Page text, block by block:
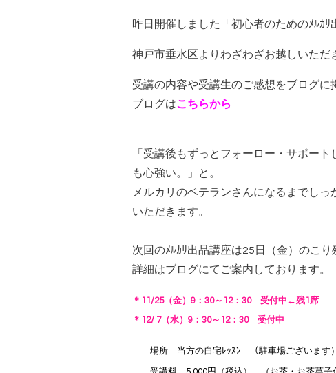
昨日開催しました「初心者のためのﾒﾙｶﾘ
神戸市垂水区よりわざわざお越しいただ
受講の内容や受講生のご感想をブログに
ブログはこちらから
「受講後もずっとフォーロー・サポート
も心強い。」と。
メルカリのベテランさんになるまでしっ
いただきます。
次回のﾒﾙｶﾘ出品講座は25日（金）のこり
詳細はブログにてご案内しております。
＊11/25（金）9：30～12：30 受付中←残1席
＊12/ 7（水） 9：30～12：30 受付中
場所 当方の自宅ﾚｯｽﾝ （駐車場ございます）